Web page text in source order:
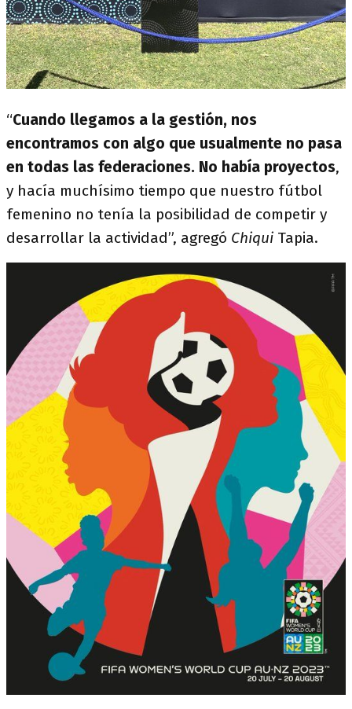
“Cuando llegamos a la gestión, nos
encontramos con algo que usualmente no pasa
en todas las federaciones. No había proyectos,
y hacía muchísimo tiempo que nuestro fútbol
femenino no tenía la posibilidad de competir y
desarrollar la actividad”, agregó Chiqui Tapia.